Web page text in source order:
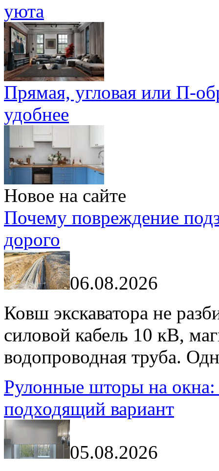
уюта
Прямая, угловая или П-
удобнее
Новое на сайте
Почему повреждение
дорого
06.08.2026
Ковш экскаватора не
силовой кабель 10 кВ,
водопроводная труба.
Рулонные шторы на
подходящий вариант
05.08.2026